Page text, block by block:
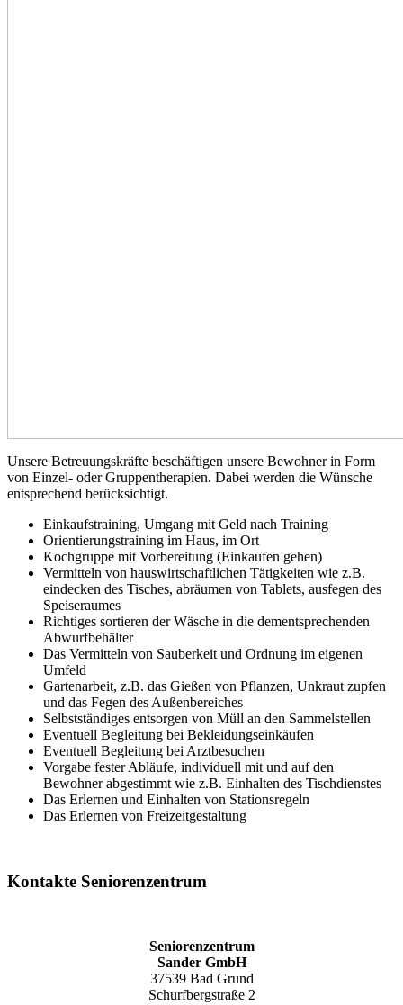
Unsere Betreuungskräfte beschäftigen unsere Bewohner in Form
von Einzel- oder Gruppentherapien. Dabei werden die Wünsche
entsprechend berücksichtigt.
Einkaufstraining, Umgang mit Geld nach Training
Orientierungstraining im Haus, im Ort
Kochgruppe mit Vorbereitung (Einkaufen gehen)
Vermitteln von hauswirtschaftlichen Tätigkeiten wie z.B.
eindecken des Tisches, abräumen von Tablets, ausfegen des
Speiseraumes
Richtiges sortieren der Wäsche in die dementsprechenden
Abwurfbehälter
Das Vermitteln von Sauberkeit und Ordnung im eigenen
Umfeld
Gartenarbeit, z.B. das Gießen von Pflanzen, Unkraut zupfen
und das Fegen des Außenbereiches
Selbstständiges entsorgen von Müll an den Sammelstellen
Eventuell Begleitung bei Bekleidungseinkäufen
Eventuell Begleitung bei Arztbesuchen
Vorgabe fester Abläufe, individuell mit und auf den
Bewohner abgestimmt wie z.B. Einhalten des Tischdienstes
Das Erlernen und Einhalten von Stationsregeln
Das Erlernen von Freizeitgestaltung
Kontakte Seniorenzentrum
Seniorenzentrum
Sander GmbH
37539 Bad Grund
Schurfbergstraße 2